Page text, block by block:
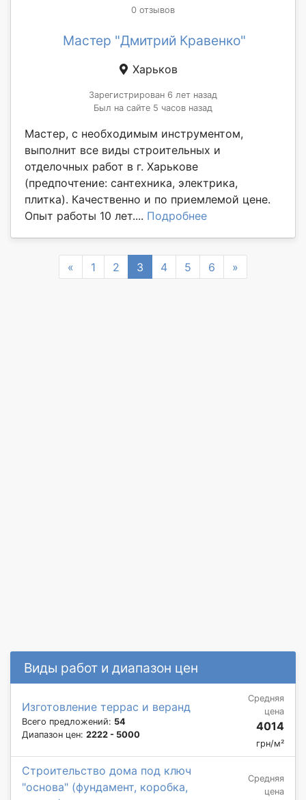
Виды работ и диапазон цен
Изготовление террас и веранд
Всего предложений: 54
Диапазон цен: 2222 - 5000
Средняя
цена
4014
грн/м²
Строительство дома под ключ
"основа" (фундамент, коробка,
Средняя
цена
0 отзывов
Мастер "Дмитрий Кравенко"
Харьков
Зарегистрирован 6 лет назад
Был на сайте 5 часов назад
Мастер, с необходимым инструментом,
выполнит все виды строительных и
отделочных работ в г. Харькове
(предпочтение: сантехника, электрика,
плитка). Качественно и по приемлемой цене.
Опыт работы 10 лет.... Подробнее
« Previous
1 2 3 4 5 6 »